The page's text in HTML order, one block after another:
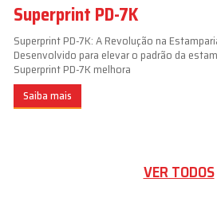
Superprint PD-7K
Superprint PD-7K: A Revolução na
Desenvolvido para elevar o padrão da
Superprint PD-7K melhora
Saiba mais
VER TODOS